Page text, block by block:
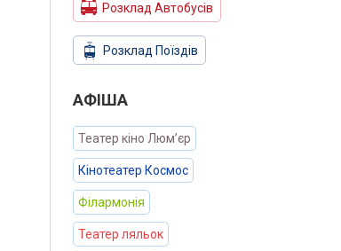
Розклад Автобусів
Розклад Поїздів
АФIША
Театер кіно Люм’єр
Кінотеатер Космос
Філармонія
Театер ляльок